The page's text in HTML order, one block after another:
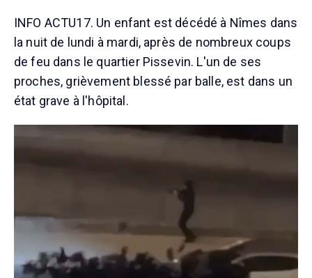
INFO ACTU17. Un enfant est décédé à Nîmes dans
la nuit de lundi à mardi, après de nombreux coups
de feu dans le quartier Pissevin. L'un de ses
proches, grièvement blessé par balle, est dans un
état grave à l'hôpital.